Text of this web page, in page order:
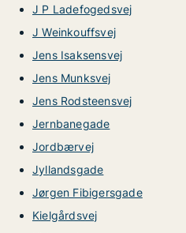
J P Ladefogedsvej
J Weinkouffsvej
Jens Isaksensvej
Jens Munksvej
Jens Rodsteensvej
Jernbanegade
Jordbærvej
Jyllandsgade
Jørgen Fibigersgade
Kielgårdsvej